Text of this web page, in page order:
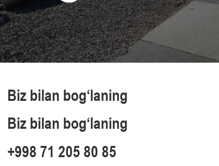
Biz bilan bog‘laning
Biz bilan bog‘laning
+998 71 205 80 85